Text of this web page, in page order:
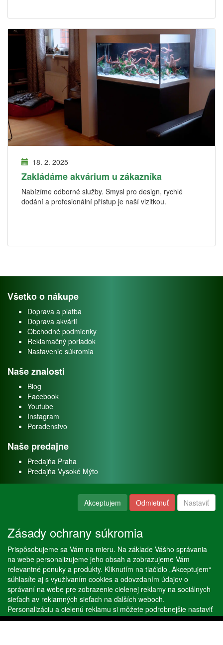
18. 2. 2025
Zakládáme akvárium u zákazníka
Nabízíme odborné služby. Smysl pro design, rychlé
dodání a profesionální přístup je naší vizitkou.
Všetko o nákupe
Doprava a platba
Doprava akvárií
Obchodné podmienky
Reklamačný poriadok
Nastavenie súkromia
Naše znalosti
Blog
Facebook
Youtube
Instagram
Poradenstvo
Naše predajne
Predajňa Praha
Predajňa Vysoké Mýto
Naše služby
Servis
Predaj akváriových rýb
Predaj akváriových rastlín
Copyright © Stöckl spol. s r. o. 2020, powered byABRA E-shop
Akceptujem Odmietnuť Nastaviť
Zásady ochrany súkromia
Prispôsobujeme sa Vám na mieru. Na základe Vášho správania
na webe personalizujeme jeho obsah a zobrazujeme Vám
relevantné ponuky a produkty. Kliknutím na tlačidlo „Akceptujem“
súhlasíte aj s využívaním cookies a odovzdaním údajov o
správaní na webe pre zobrazenie cielenej reklamy na sociálnych
sieťach av reklamných sieťach na ďalších weboch.
Personalizáciu a cielenú reklamu si môžete podrobnejšie nastaviť
alebo kedykoľvek vypnúť po kliknutí na tlačidlo „Nastaviť“.